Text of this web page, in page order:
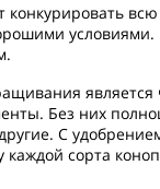
конкурировать
Без них
С
сорта